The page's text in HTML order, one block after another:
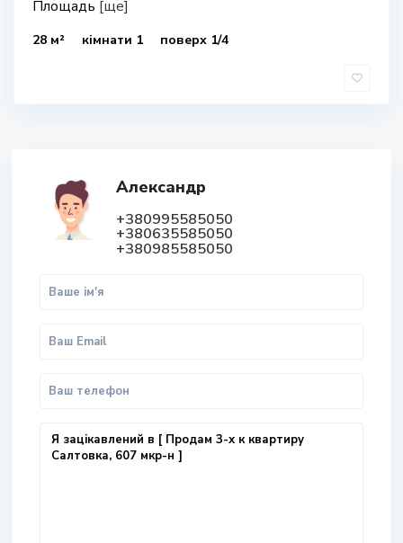
Площадь [ще]
28 м² кімнати 1 поверх 1/4
Александр
+380995585050
+380635585050
+380985585050